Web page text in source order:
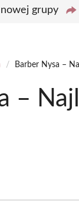
nowej grupy
/ Barber Nysa –
–